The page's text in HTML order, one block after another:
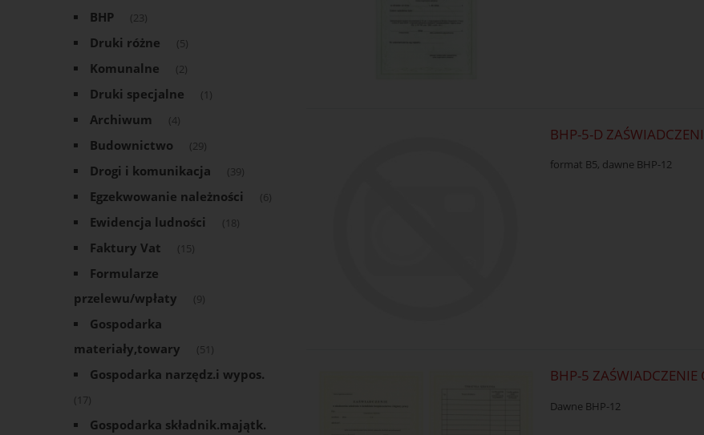
BHP (23)
Druki różne (5)
Komunalne (2)
Druki specjalne (1)
Archiwum (4)
Budownictwo (29)
Drogi i komunikacja (39)
Egzekwowanie należności (6)
Ewidencja ludności (18)
Faktury Vat (15)
Formularze
przelewu/wpłaty
(9)
Gospodarka
materiały,towary
(51)
Gospodarka narzędz.i wypos.
(17)
Gospodarka składnik.majątk.
BHP-5-D
format B5, dawne BHP-12
BHP-5
Dawne BHP-12